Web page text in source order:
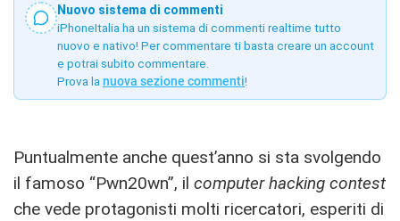
Nuovo sistema di commenti
iPhoneItalia ha un sistema di commenti realtime tutto
nuovo e nativo! Per commentare ti basta creare un account
e potrai subito commentare.
Prova la nuova sezione commenti!
Puntualmente anche quest’anno si sta svolgendo
il famoso “Pwn20wn”, il computer hacking contest
che vede protagonisti molti ricercatori, esperiti di